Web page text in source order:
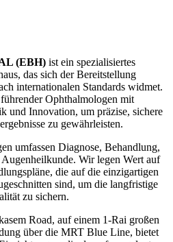
(EBH) ist ein spezialisiertes
das sich der Bereitstellung
internationalen Standards widmet.
Ophthalmologen mit
und Innovation, um präzise, sichere
zu gewährleisten.
umfassen Diagnose, Behandlung,
Wir legen Wert auf
die auf die einzigartigen
sind, um die langfristige
zu sichern.
Road, auf einem 1-Rai großen
über die MRT Blue Line, bietet